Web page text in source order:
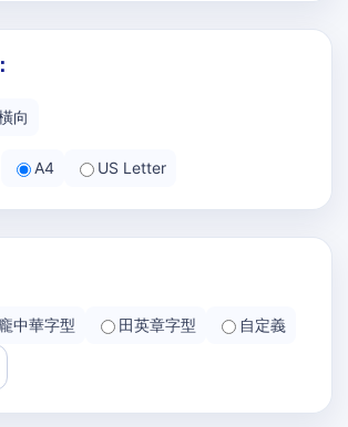
向
A4 US Letter
龐中華字型 田英章字型 自定義